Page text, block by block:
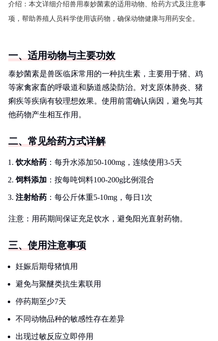
介绍： 本文详细介绍兽用泰妙菌素的适用动物、给药方式及注意事
项，帮助养殖人员科学使用该药物，确保动物健康与用药安全。
一、适用动物与主要功效
泰妙菌素是兽医临床常用的一种抗生素，主要用于猪、鸡
等家禽家畜的呼吸道和肠道感染防治。对支原体肺炎、猪
痢疾等疾病有较理想效果。使用前需确认病因，避免与其
他药物产生相互作用。
二、常见给药方式详解
饮水给药 ：每升水添加50-100mg，连续使用3-5天
饲料添加 ：按每吨饲料100-200g比例混合
注射给药 ：每公斤体重5-10mg，每日1次
注意：用药期间保证充足饮水，避免阳光直射药物。
三、使用注意事项
妊娠后期母猪慎用
避免与聚醚类抗生素联用
停药期至少7天
不同动物品种的敏感性存在差异
出现过敏反应立即停用